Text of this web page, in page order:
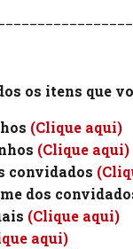
os itens que
(Clique aqui)
(Clique aqui)
convidados
dos
(Clique aqui)
aqui)